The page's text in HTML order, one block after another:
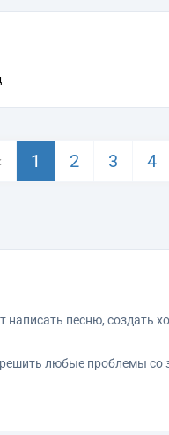
1 2 3 4
песню, создать
любые проблемы